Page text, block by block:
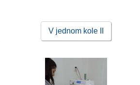
V jednom kole II